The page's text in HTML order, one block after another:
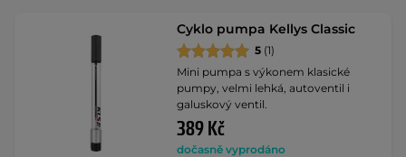
Cyklo pumpa Kellys Classic
5 (1)
Mini pumpa s výkonem klasické
pumpy, velmi lehká, autoventil i
galuskový ventil.
389 Kč
dočasně vyprodáno